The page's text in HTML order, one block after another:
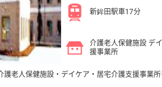
新鉾田駅車17分
介護老人保健施設 デ
援事業所
老人保健施設・デイケア・居宅介護支援事業